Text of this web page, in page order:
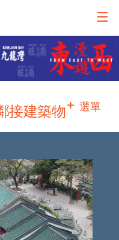
選單
接建築物